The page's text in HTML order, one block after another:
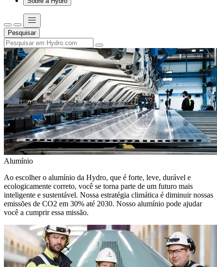
Pesquisar
Alumínio
Ao escolher o alumínio da Hydro, que é forte, leve, durável e
ecologicamente correto, você se torna parte de um futuro mais
inteligente e sustentável. Nossa estratégia climática é diminuir nossas
emissões de CO2 em 30% até 2030. Nosso alumínio pode ajudar
você a cumprir essa missão.